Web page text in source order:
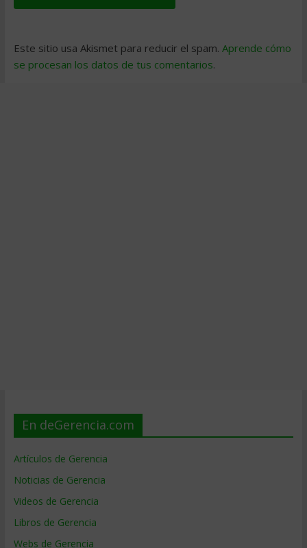
Este sitio usa Akismet para reducir el spam. Aprende cómo
se procesan los datos de tus comentarios.
En deGerencia.com
Artículos de Gerencia
Noticias de Gerencia
Videos de Gerencia
Libros de Gerencia
Webs de Gerencia